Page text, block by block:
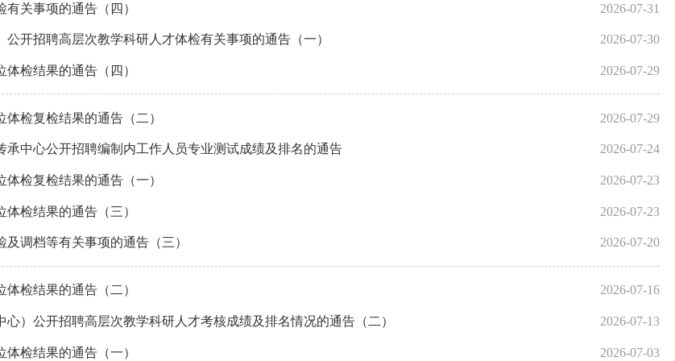
关事项的通告（四） 2026-07-31
开招聘高层次教学科研人才体检有关事项的通告（一） 2026-07-30
检结果的通告（四） 2026-07-29
检复检结果的通告（二） 2026-07-29
中心公开招聘编制内工作人员专业测试成绩及排名的通告 2026-07-24
检复检结果的通告（一） 2026-07-23
检结果的通告（三） 2026-07-23
调档等有关事项的通告（三） 2026-07-20
检结果的通告（二） 2026-07-16
）公开招聘高层次教学科研人才考核成绩及排名情况的通告（二） 2026-07-13
检结果的通告（一） 2026-07-03